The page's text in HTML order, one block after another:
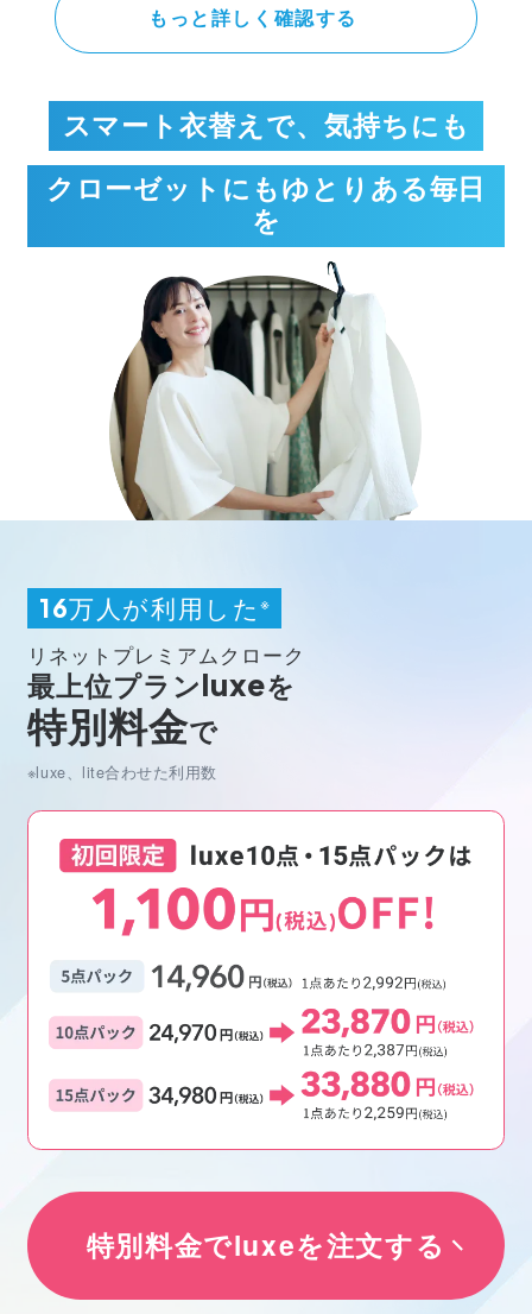
もっと詳しく確認する
スマート衣替えで、気持ちにも
クローゼットにもゆとりある毎日
を
16万人が利用した※
リネットプレミアムクローク
最上位プランluxeを
特別料金で
※luxe、lite合わせた利用数
特別料金でluxeを注文する